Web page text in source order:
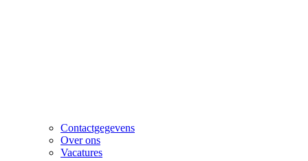
Contactgegevens
Over ons
Vacatures